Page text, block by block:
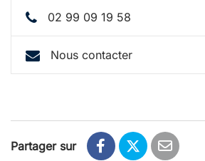
02 99 09 19 58
Nous contacter
Partager sur